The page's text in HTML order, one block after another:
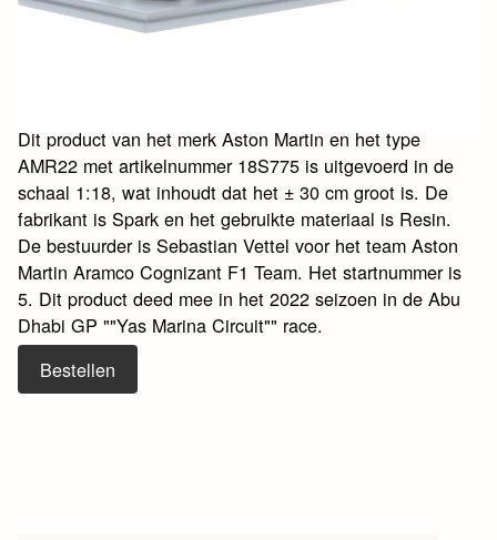
Dit product van het merk Aston Martin en het type
AMR22 met artikelnummer 18S775 is uitgevoerd in de
schaal 1:18, wat inhoudt dat het ± 30 cm groot is. De
fabrikant is Spark en het gebruikte materiaal is Resin.
De bestuurder is Sebastian Vettel voor het team Aston
Martin Aramco Cognizant F1 Team. Het startnummer is
5. Dit product deed mee in het 2022 seizoen in de Abu
Dhabi GP ""Yas Marina Circuit"" race.
Bestellen